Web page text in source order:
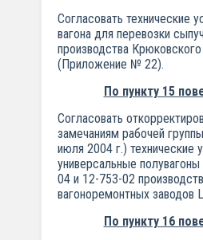
Согласовать технические
вагона для перевозки
производства Крюковского
(Приложение № 22).
По пункту 15
Согласовать
замечаниям рабочей
июля 2004 г.) технические
универсальные
04 и 12-753-02
вагоноремонтных заводов
По пункту 16